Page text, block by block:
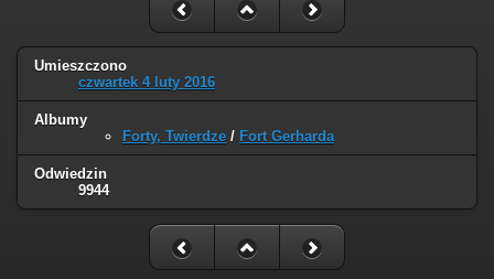
Umieszczono
czwartek 4 luty 2016
Albumy
Forty, Twierdze / Fort Gerharda
Odwiedzin
9944